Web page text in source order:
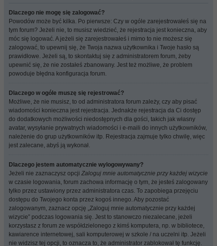
Dlaczego nie mogę się zalogować?
Powodów może być kilka. Po pierwsze: Czy w ogóle zarejestrowałeś się na
tym forum? Jeżeli nie, to musisz wiedzieć, że rejestracja jest konieczna, aby
móc się logować. A jeżeli się zarejestrowałeś i mimo to nie możesz się
zalogować, to upewnij się, że Twoja nazwa użytkownika i Twoje hasło są
prawidłowe. Jeżeli są, to skontaktuj się z administratorem forum, żeby
upewnić się, że nie zostałeś zbanowany. Jest też możliwe, że problem
powoduje błędna konfiguracja forum.
Dlaczego w ogóle muszę się rejestrować?
Możliwe, że nie musisz, to od administratora forum zależy, czy aby pisać
wiadomości konieczna jest rejestracja. Jednakże rejestracja da Ci dostęp
do dodatkowych możliwości niedostępnych dla gości, takich jak własny
avatar, wysyłanie prywatnych wiadomości i e-maili do innych użytkowników,
należenie do grup użytkowników itp. Rejestracja zajmuje tylko chwilę, więc
jest zalecane, abyś ją wykonał.
Dlaczego jestem automatycznie wylogowywany?
Jeżeli nie zaznaczysz opcji Zaloguj mnie automatycznie przy każdej wizycie
w czasie logowania, forum zachowa informację o tym, że jesteś zalogowany
tylko przez ustawiony przez administratora czas. To zapobiega przejęciu
dostępu do Twojego konta przez kogoś innego. Aby pozostać
zalogowanym, zaznacz opcję „Zaloguj mnie automatycznie przy każdej
wizycie” podczas logowania się. Jest to stanowczo niezalecane, jeżeli
korzystasz z forum ze współdzielonego z kimś komputera, np. w bibliotece,
kawiarence internetowej, sali komputerowej w szkole / na uczelni itp. Jeżeli
nie widzisz tej opcji, to oznacza to, że administrator zablokował tę funkcję.